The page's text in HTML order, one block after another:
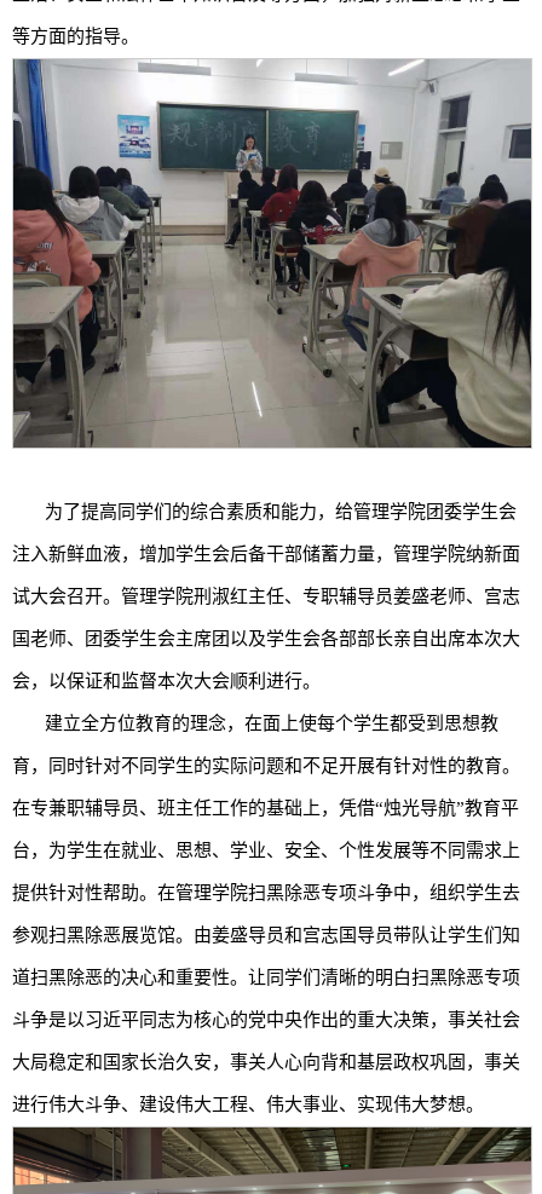
等方面的指导。
为了提高同学们的综合素质和能力，给管理学院团委学生会
注入新鲜血液，增加学生会后备干部储蓄力量，管理学院纳新面
试大会召开。管理学院刑淑红主任、专职辅导员姜盛老师、宫志
国老师、团委学生会主席团以及学生会各部部长亲自出席本次大
会，以保证和监督本次大会顺利进行。
建立全方位教育的理念，在面上使每个学生都受到思想教
育，同时针对不同学生的实际问题和不足开展有针对性的教育。
在专兼职辅导员、班主任工作的基础上，凭借“烛光导航”教育平
台，为学生在就业、思想、学业、安全、个性发展等不同需求上
提供针对性帮助。在管理学院扫黑除恶专项斗争中，组织学生去
参观扫黑除恶展览馆。由姜盛导员和宫志国导员带队让学生们知
道扫黑除恶的决心和重要性。让同学们清晰的明白扫黑除恶专项
斗争是以习近平同志为核心的党中央作出的重大决策，事关社会
大局稳定和国家长治久安，事关人心向背和基层政权巩固，事关
进行伟大斗争、建设伟大工程、伟大事业、实现伟大梦想。